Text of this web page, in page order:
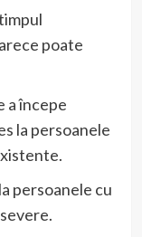
poate
a începe
la persoanele
persoanele cu